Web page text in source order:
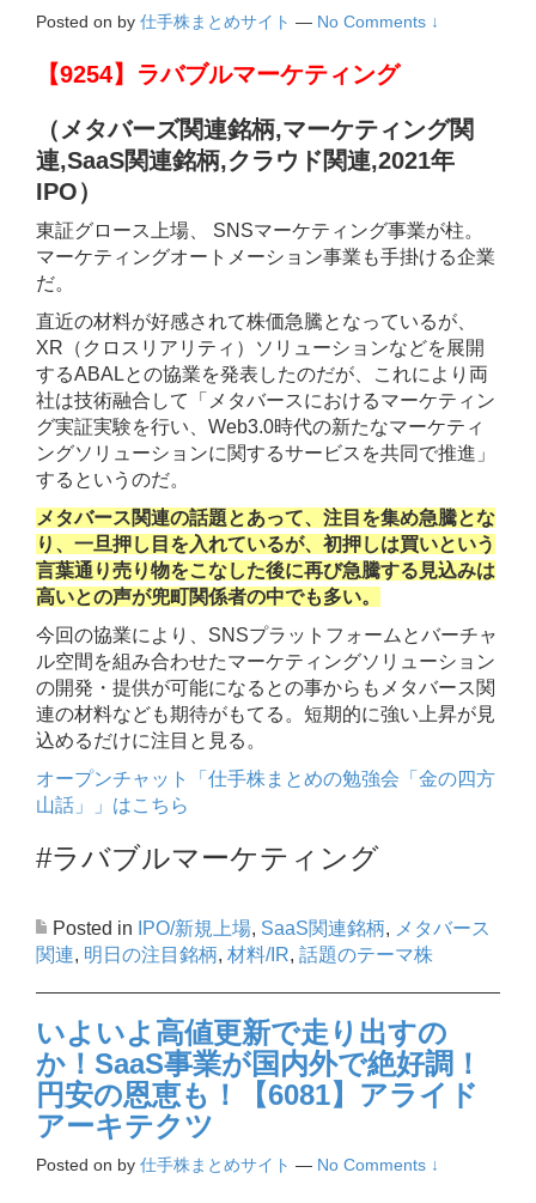
Posted on by 仕手株まとめサイト — No Comments ↓
【9254】ラバブルマーケティング
（メタバーズ関連銘柄,マーケティング関
連,SaaS関連銘柄,クラウド関連,2021年
IPO）
東証グロース上場、 SNSマーケティング事業が柱。
マーケティングオートメーション事業も手掛ける企業
だ。
直近の材料が好感されて株価急騰となっているが、
XR（クロスリアリティ）ソリューションなどを展開
するABALとの協業を発表したのだが、これにより両
社は技術融合して「メタバースにおけるマーケティン
グ実証実験を行い、Web3.0時代の新たなマーケティ
ングソリューションに関するサービスを共同で推進」
するというのだ。
メタバース関連の話題とあって、注目を集め急騰とな
り、一旦押し目を入れているが、初押しは買いという
言葉通り売り物をこなした後に再び急騰する見込みは
高いとの声が兜町関係者の中でも多い。
今回の協業により、SNSプラットフォームとバーチャ
ル空間を組み合わせたマーケティングソリューション
の開発・提供が可能になるとの事からもメタバース関
連の材料なども期待がもてる。短期的に強い上昇が見
込めるだけに注目と見る。
オープンチャット「仕手株まとめの勉強会「金の四方
山話」」はこちら
#ラバブルマーケティング
Posted in IPO/新規上場, SaaS関連銘柄, メタバース
関連, 明日の注目銘柄, 材料/IR, 話題のテーマ株
いよいよ高値更新で走り出すの
か！SaaS事業が国内外で絶好調！
円安の恩恵も！【6081】アライド
アーキテクツ
Posted on by 仕手株まとめサイト — No Comments ↓